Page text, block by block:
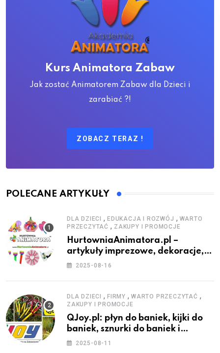
Kurs Animatora Zabaw
Jak zostać Animatorem Zabaw dla Dzieci i
zarabiać ?!
ZOBACZ TERAZ !
POLECANE ARTYKUŁY
DLA DZIECI , EDUKACJA I ROZWÓJ , WARTO
PRZECZYTAĆ , ZAKUPY I PROMOCJE
HurtowniaAnimatora.pl –
artykuły imprezowe, dekoracje,
stroje i akcesoria dla animatorów
2025-08-16
DLA DZIECI , FIRMY , WARTO PRZECZYTAĆ ,
ZAKUPY I PROMOCJE
QJoy.pl: płyn do baniek, kijki do
baniek, sznurki do baniek i
zestawy do baniek
2025-08-11